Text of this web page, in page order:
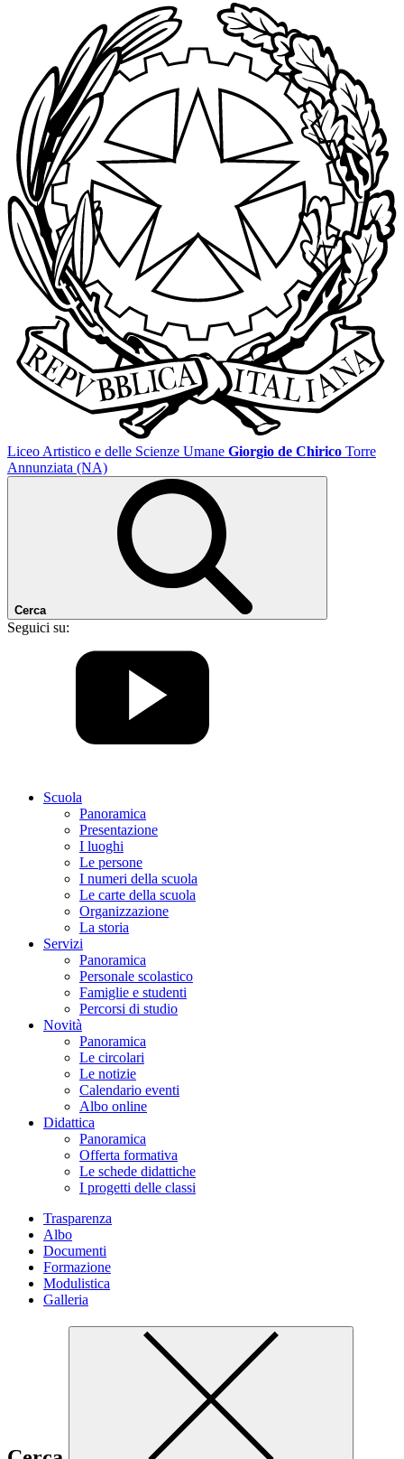
Liceo Artistico e delle Scienze Umane Giorgio de Chirico Torre
Annunziata (NA)
Cerca
Seguici su:
Scuola
Panoramica
Presentazione
I luoghi
Le persone
I numeri della scuola
Le carte della scuola
Organizzazione
La storia
Servizi
Panoramica
Personale scolastico
Famiglie e studenti
Percorsi di studio
Novità
Panoramica
Le circolari
Le notizie
Calendario eventi
Albo online
Didattica
Panoramica
Offerta formativa
Le schede didattiche
I progetti delle classi
Trasparenza
Albo
Documenti
Formazione
Modulistica
Galleria